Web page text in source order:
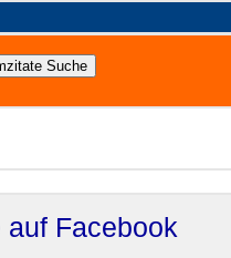
auf Facebook